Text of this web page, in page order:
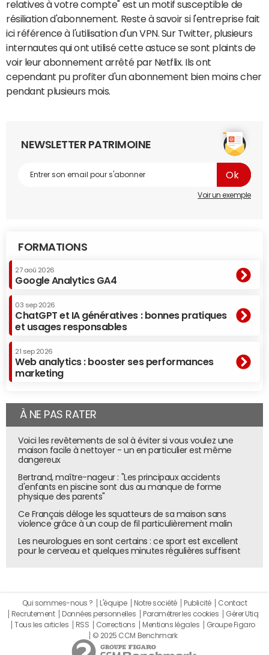
relatives à votre compte" est un motif susceptible de
résiliation d'abonnement. Reste à savoir si l'entreprise fait
ici référence à l'utilisation d'un VPN. Sur Twitter, plusieurs
internautes qui ont utilisé cette astuce se sont plaints de
voir leur abonnement arrêté par Netflix. Ils ont
cependant pu profiter d'un abonnement bien moins cher
pendant plusieurs mois.
NEWSLETTER PATRIMOINE
Voir un exemple
FORMATIONS
27 aoû 2026
Google Analytics GA4
03 sep 2026
ChatGPT et IA génératives : bonnes pratiques
et usages responsables
21 sep 2026
Web analytics : booster ses performances
marketing
À NE PAS RATER
Voici les revêtements de sol à éviter si vous voulez une
maison facile à nettoyer - un en particulier est même
dangereux
Bertrand, maître-nageur : "Les principaux accidents
d'enfants en piscine sont dus au manque de forme
physique des parents"
Ce Français déloge les squatteurs de sa maison sans
violence grâce à un coup de fil particulièrement malin
Les neurologues en sont certains : ce sport est excellent
pour le cerveau et quelques minutes régulières suffisent
Qui sommes-nous ? L'équipe Notre société Publicité
Contact
Recrutement
Données personnelles Paramétrer les cookies
Gérer Utiq
Tous les articles
RSS Corrections Mentions légales
Groupe Figaro
© 2025 CCM Benchmark